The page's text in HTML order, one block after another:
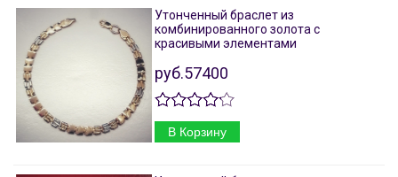
Утонченный браслет из
комбинированного золота с
красивыми элементами
руб.57400
В Корзину